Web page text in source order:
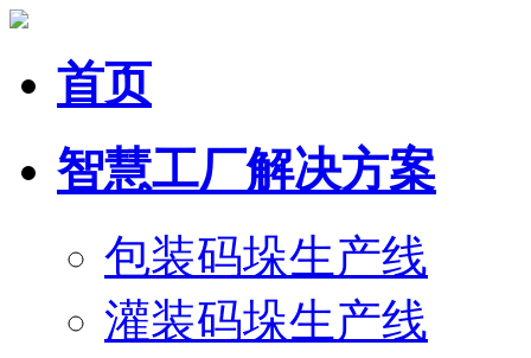
首页
智慧工厂解决方案
包装码垛生产线
灌装码垛生产线